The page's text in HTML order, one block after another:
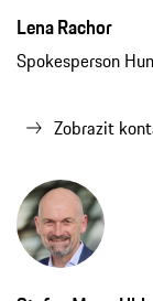
Stefan Mayr-
Zobrazit